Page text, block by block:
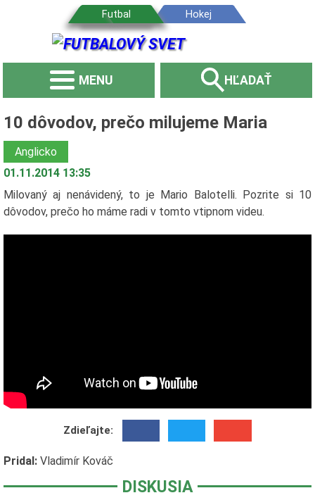
MENU HĽADAŤ
10 dôvodov, prečo milujeme Maria
Anglicko
01.11.2014 13:35
Milovaný aj nenávidený, to je Mario Balotelli. Pozrite si 10
dôvodov, prečo ho máme radi v tomto vtipnom videu.
Zdieľajte:
Pridal: Vladimír Kováč
DISKUSIA